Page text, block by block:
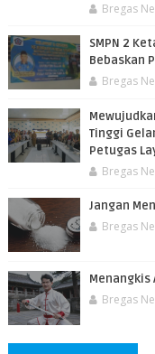
Bregas
SMPN 2
Bebaskan
Bregas
Tinggi
Petugas
Bregas
Jangan
Bregas
Menangkis
Bregas